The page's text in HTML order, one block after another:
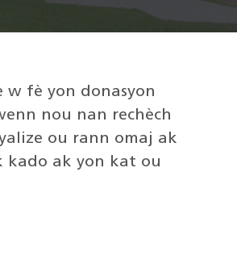
fè yon donasyon
nou nan rechèch
ou rann omaj ak
kado ak yon kat ou